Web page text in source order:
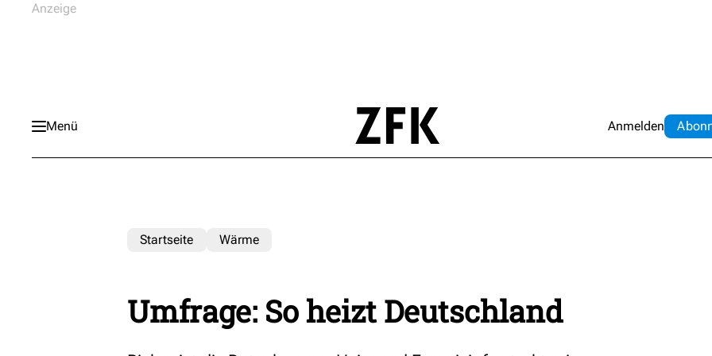
Menü Anmelden Abo
Startseite Wärme
Umfrage: So heizt Deutschland